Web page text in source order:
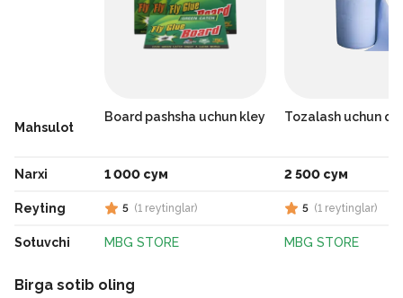
Mahsulot
Narxi
Reyting
Sotuvchi
Board pashsha uchun kley
1 000 сум
5 (1 reytinglar)
MBG STORE
Tozalash uchun
2 500 сум
5 (1 reytinglar)
MBG STORE
Birga sotib oling